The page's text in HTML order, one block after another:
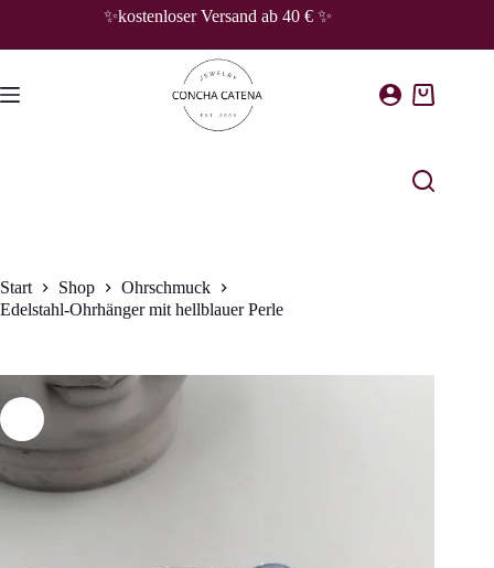
springen
✨kostenloser Versand ab 40 € ✨
Warenkorb
Start Shop
Ohrschmuck
Edelstahl-Ohrhänger mit hellblauer Perle